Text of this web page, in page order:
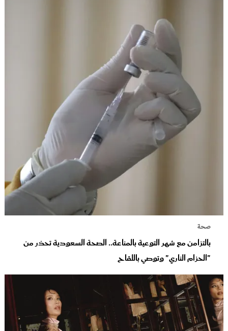
صحة
بالتزامن مع شهر التوعية بالمناعة.. الصحة السعودية تحذر من
"الحزام الناري" وتوصي باللقاح